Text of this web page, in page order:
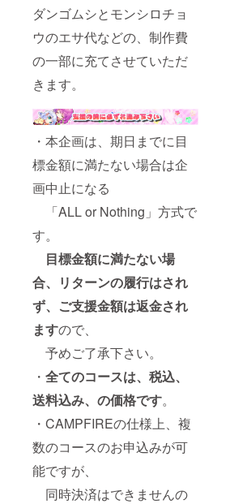
ダンゴムシとモンシロチョ
ウのエサ代などの、制作費
の一部に充てさせていただ
きます。
・本企画は、期日までに目
標金額に満たない場合は企
画中止になる
「ALL or Nothing」方式で
す。
目標金額に満たない場
合、リターンの履行はされ
ず、ご支援金額は返金され
ますので、
予めご了承下さい。
・ 全てのコースは、税込、
送料込み、の価格です。
・CAMPFIREの仕様上、複
数のコースのお申込みが可
能ですが、
同時決済はできませんの